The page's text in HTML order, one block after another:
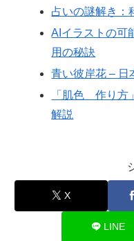
占いの謎解き：
AIイラストの可
用の秘訣
青い彼岸花 – 日
「肌色 作り方
解説
X
LINE